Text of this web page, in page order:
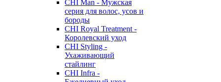
CHI Man - Мужская
серия для волос, усов и
бороды
CHI Royal Treatment -
Королевский уход
CHI Styling -
Ухаживающий
стайлинг
CHI Infra -